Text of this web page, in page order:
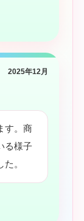
2025年12月
す。商
る様子
。